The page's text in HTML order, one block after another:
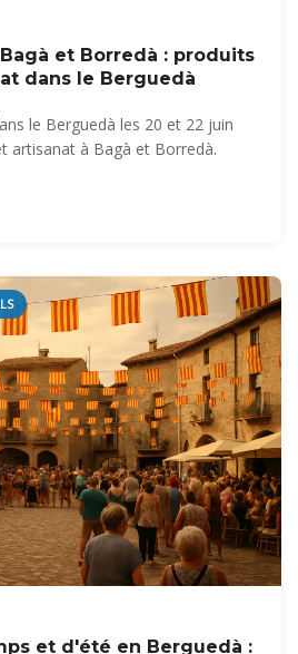
et Borredà : produits
dans le Berguedà
le Berguedà les 20 et 22 juin
artisanat à Bagà et Borredà.
et d'été en Berguedà :